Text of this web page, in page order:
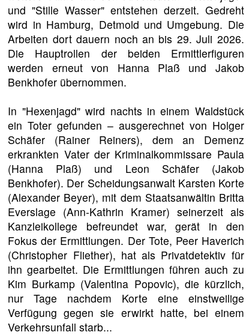
und "Stille Wasser" entstehen derzeit. Gedreht
wird in Hamburg, Detmold und Umgebung. Die
Arbeiten dort dauern noch an bis 29. Juli 2026.
Die Hauptrollen der beiden Ermittlerfiguren
werden erneut von Hanna Plaß und Jakob
Benkhofer übernommen.
In "Hexenjagd" wird nachts in einem Waldstück
ein Toter gefunden – ausgerechnet von Holger
Schäfer (Rainer Reiners), dem an Demenz
erkrankten Vater der Kriminalkommissare Paula
(Hanna Plaß) und Leon Schäfer (Jakob
Benkhofer). Der Scheidungsanwalt Karsten Korte
(Alexander Beyer), mit dem Staatsanwältin Britta
Everslage (Ann-Kathrin Kramer) seinerzeit als
Kanzleikollege befreundet war, gerät in den
Fokus der Ermittlungen. Der Tote, Peer Haverich
(Christopher Fliether), hat als Privatdetektiv für
ihn gearbeitet. Die Ermittlungen führen auch zu
Kim Burkamp (Valentina Popovic), die kürzlich,
nur Tage nachdem Korte eine einstweilige
Verfügung gegen sie erwirkt hatte, bei einem
Verkehrsunfall starb...